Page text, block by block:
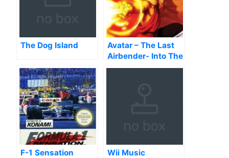
The Dog Island
Avatar – The Last
Airbender- Into The
Inferno
F-1 Sensation Wii Music